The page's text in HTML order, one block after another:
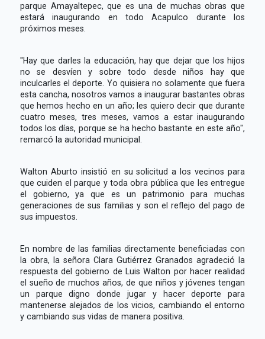
parque Amayaltepec, que es una de muchas obras que
estará inaugurando en todo Acapulco durante los
próximos meses.
"Hay que darles la educación, hay que dejar que los hijos
no se desvíen y sobre todo desde niños hay que
inculcarles el deporte. Yo quisiera no solamente que fuera
esta cancha, nosotros vamos a inaugurar bastantes obras
que hemos hecho en un año; les quiero decir que durante
cuatro meses, tres meses, vamos a estar inaugurando
todos los días, porque se ha hecho bastante en este año",
remarcó la autoridad municipal.
Walton Aburto insistió en su solicitud a los vecinos para
que cuiden el parque y toda obra pública que les entregue
el gobierno, ya que es un patrimonio para muchas
generaciones de sus familias y son el reflejo del pago de
sus impuestos.
En nombre de las familias directamente beneficiadas con
la obra, la señora Clara Gutiérrez Granados agradeció la
respuesta del gobierno de Luis Walton por hacer realidad
el sueño de muchos años, de que niños y jóvenes tengan
un parque digno donde jugar y hacer deporte para
mantenerse alejados de los vicios, cambiando el entorno
y cambiando sus vidas de manera positiva.